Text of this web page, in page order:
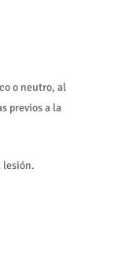
o neutro, al
previos a la
lesión.